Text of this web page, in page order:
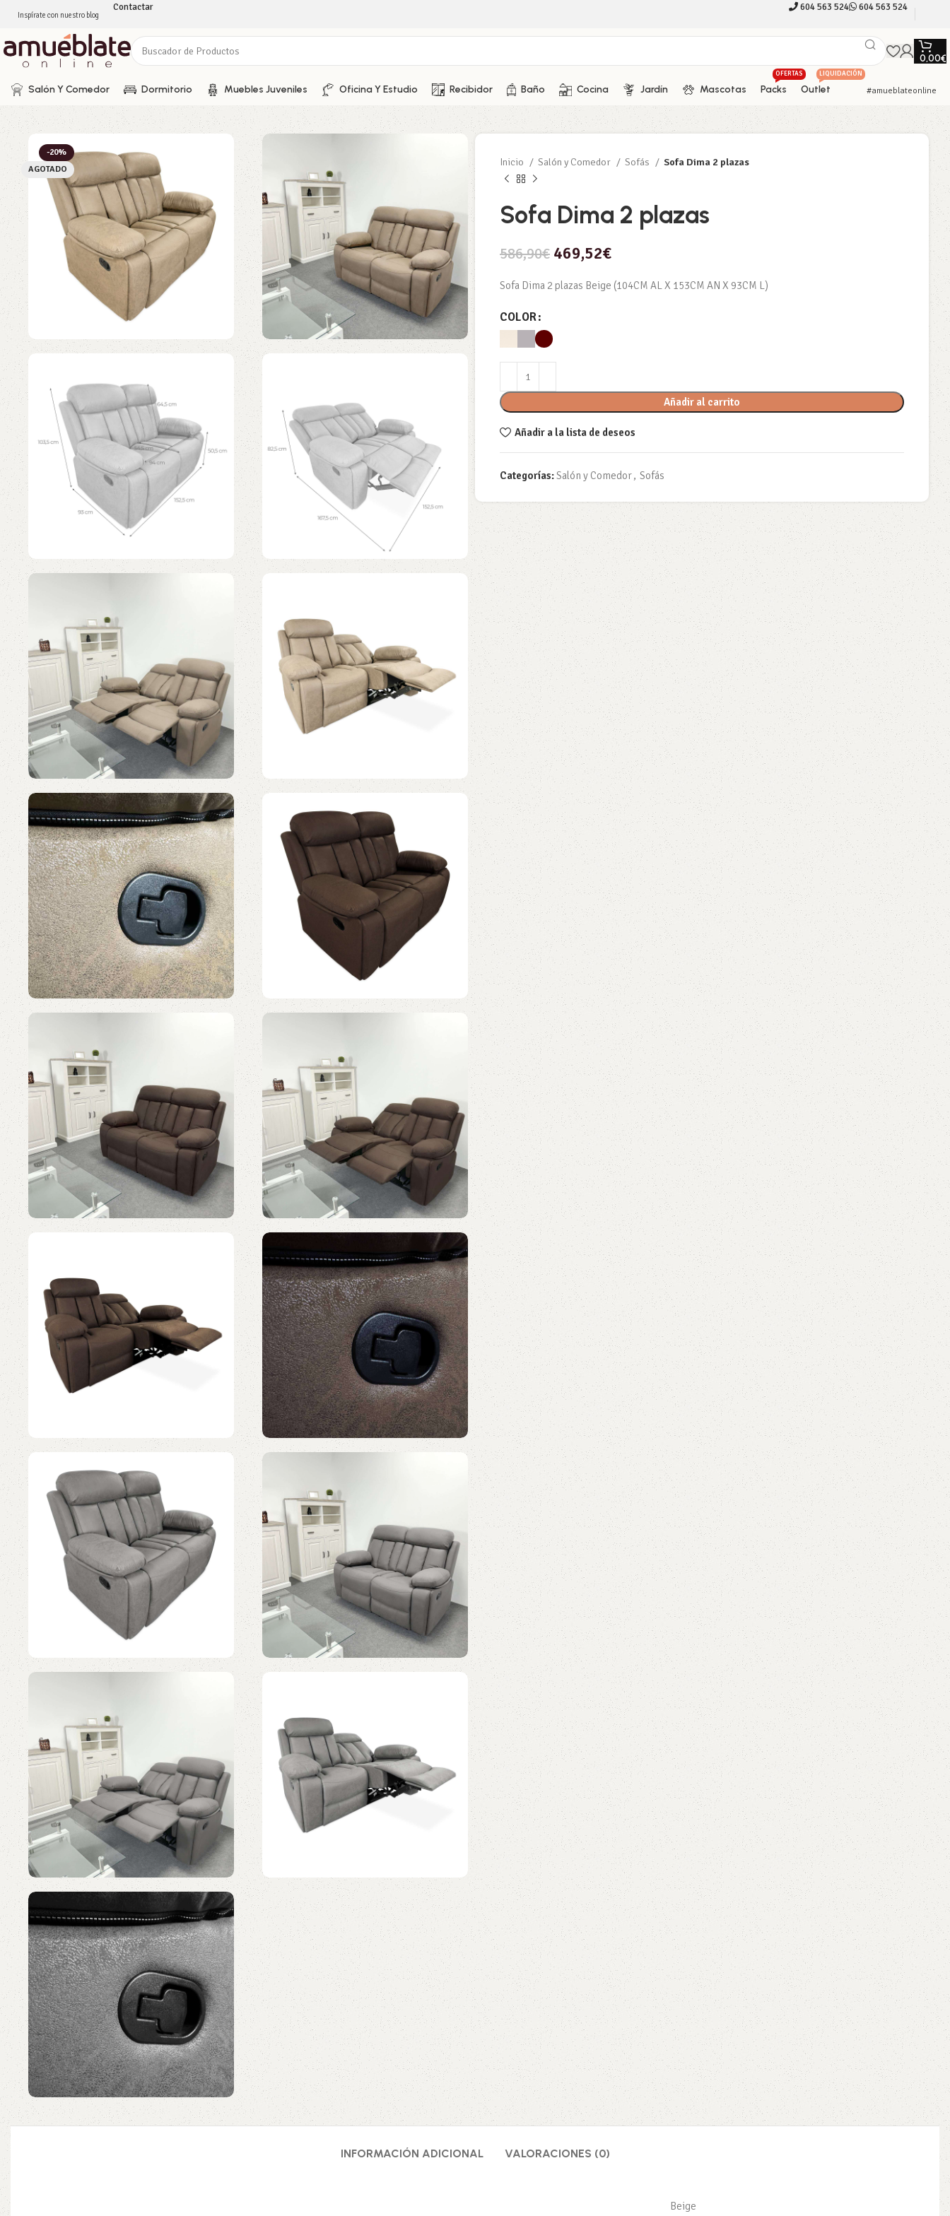
Inspírate con nuestro blog
Contactar 604 563 524 604 563 524
0,00€
Salón Y Comedor Dormitorio Muebles Juveniles Oficina Y Estudio Recibidor Baño Cocina Jardín Mascotas Packs
OFERTAS
Outlet
LIQUIDACIÓN
#amueblateonline
-20%
AGOTADO
Inicio Salón y Comedor Sofás Sofa Dima 2 plazas
Sofa Dima 2 plazas
586,90€ 469,52€
Sofa Dima 2 plazas Beige (104CM AL X 153CM AN X 93CM L)
COLOR
Añadir al carrito
Añadir a la lista de deseos
Categorías:Salón y Comedor, Sofás
INFORMACIÓN ADICIONAL VALORACIONES (0)
Beige